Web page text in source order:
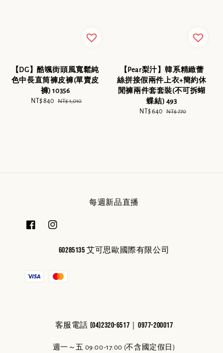
【DG】酷颯街頭風寬鬆純
色中長直筒褲皮褲(單賣皮
褲) 10356
Sale
NT$ 840 Regular
NT$ 1,010
【Pear梨汁】韓系精緻蕾
絲拼接假兩件上衣+簡約休
閒褲兩件套套裝(不可拆蝴
蝶結) 493
Sale
NT$ 640 Regular
NT$ 770
每週新品直播
60285135 艾可思歐國際有限公司
客服電話 (04)2320-6517｜0977-200017
週一～五 09:00-17:00 (不含國定假日)